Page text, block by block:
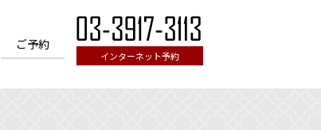
ご予約
インターネット予約